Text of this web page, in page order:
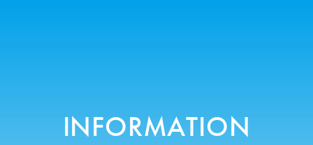
INFORMATION